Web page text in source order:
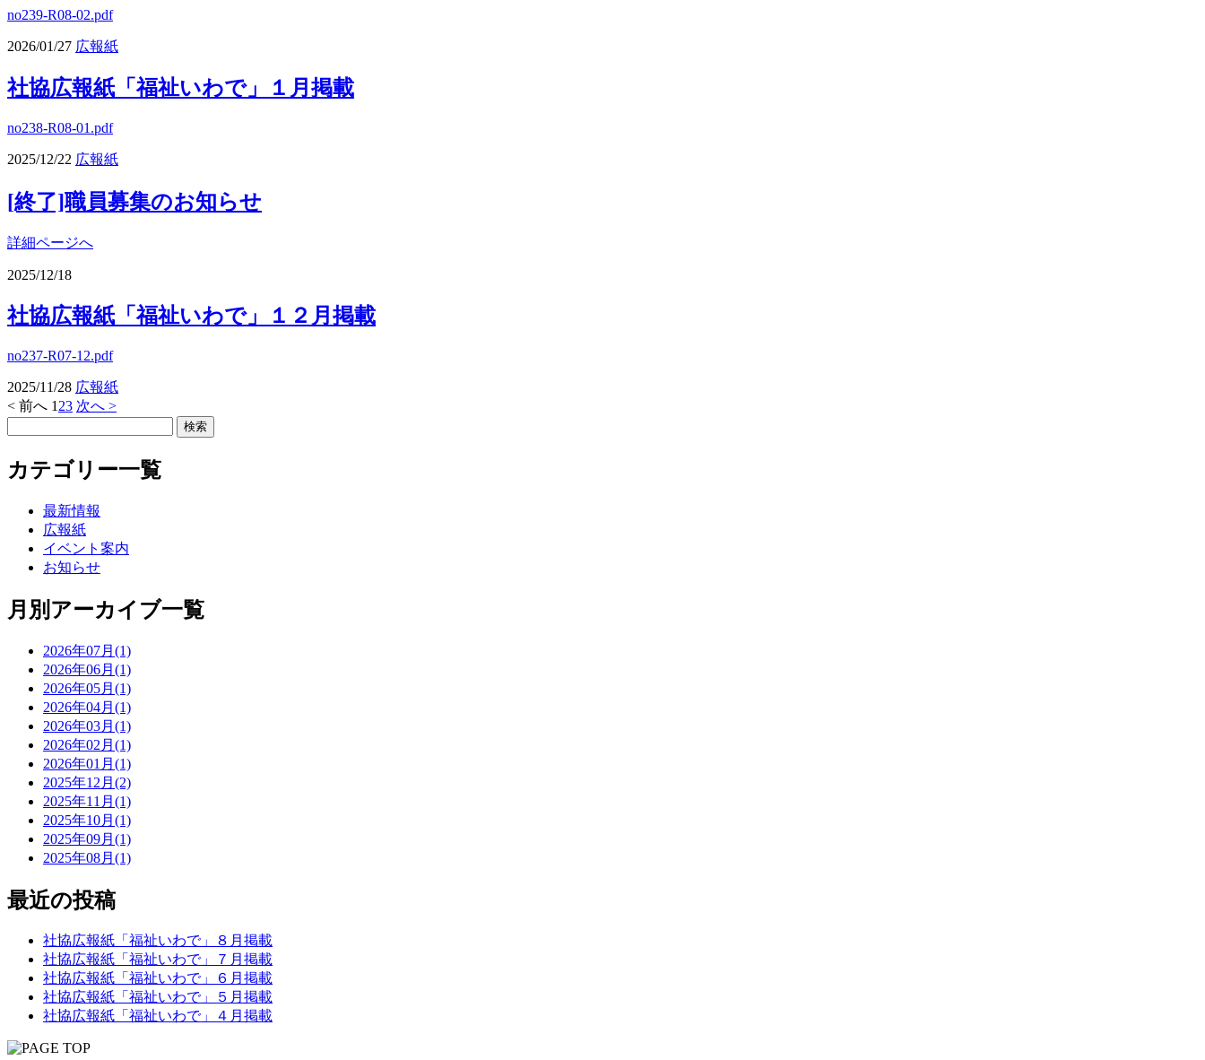
no239-R08-02.pdf
2026/01/27 広報紙
社協広報紙「福祉いわで」１月掲載
no238-R08-01.pdf
2025/12/22 広報紙
[終了]職員募集のお知らせ
詳細ページへ
2025/12/18
社協広報紙「福祉いわで」１２月掲載
no237-R07-12.pdf
2025/11/28 広報紙
< 前へ 1 23 次へ >
カテゴリー一覧
最新情報
広報紙
イベント案内
お知らせ
月別アーカイブ一覧
2026年07月(1)
2026年06月(1)
2026年05月(1)
2026年04月(1)
2026年03月(1)
2026年02月(1)
2026年01月(1)
2025年12月(2)
2025年11月(1)
2025年10月(1)
2025年09月(1)
2025年08月(1)
最近の投稿
社協広報紙「福祉いわで」８月掲載
社協広報紙「福祉いわで」７月掲載
社協広報紙「福祉いわで」６月掲載
社協広報紙「福祉いわで」５月掲載
社協広報紙「福祉いわで」４月掲載